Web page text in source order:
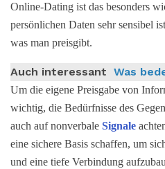
Online-Dating ist das besonders
persönlichen Daten sehr sensibel
was man preisgibt.
Auch interessant Was
Um die eigene Preisgabe von
wichtig, die Bedürfnisse des
auch auf nonverbale Signale
eine sichere Basis schaffen, um
und eine tiefe Verbindung